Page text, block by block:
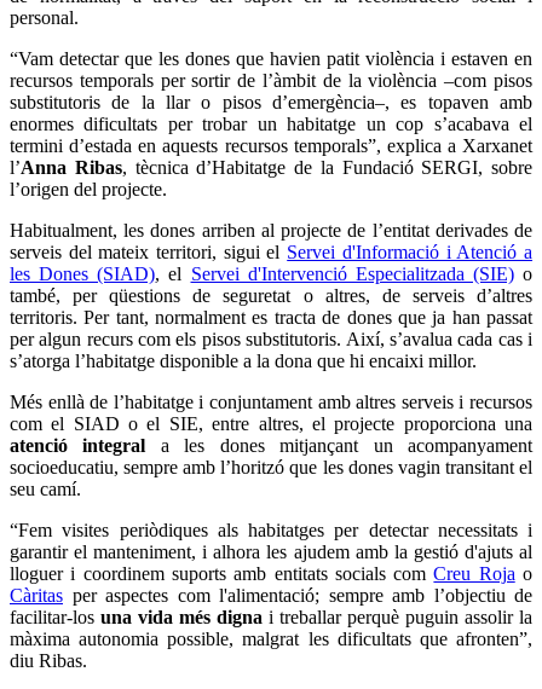
personal.
“Vam detectar que les dones que havien patit violència i estaven en
recursos temporals per sortir de l’àmbit de la violència –com pisos
substitutoris de la llar o pisos d’emergència–, es topaven amb
enormes dificultats per trobar un habitatge un cop s’acabava el
termini d’estada en aquests recursos temporals”, explica a Xarxanet
l’Anna Ribas, tècnica d’Habitatge de la Fundació SERGI, sobre
l’origen del projecte.
Habitualment, les dones arriben al projecte de l’entitat derivades de
serveis del mateix territori, sigui el Servei d'Informació i Atenció a
les Dones (SIAD), el Servei d'Intervenció Especialitzada (SIE)o
també, per qüestions de seguretat o altres, de serveis d’altres
territoris. Per tant, normalment es tracta de dones que ja han passat
per algun recurs com els pisos substitutoris. Així, s’avalua cada cas i
s’atorga l’habitatge disponible a la dona que hi encaixi millor.
Més enllà de l’habitatge i conjuntament amb altres serveis i recursos
com el SIAD o el SIE, entre altres, el projecte proporciona una
atenció integral a les dones mitjançant un acompanyament
socioeducatiu, sempre amb l’horitzó que les dones vagin transitant el
seu camí.
“Fem visites periòdiques als habitatges per detectar necessitats i
garantir el manteniment, i alhora les ajudem amb la gestió d'ajuts al
lloguer i coordinem suports amb entitats socials comCreu Roja o
Càritas per aspectes com l'alimentació; sempre amb l’objectiu de
facilitar-los una vida més digna i treballar perquè puguin assolir la
màxima autonomia possible, malgrat les dificultats que afronten”,
diu Ribas.